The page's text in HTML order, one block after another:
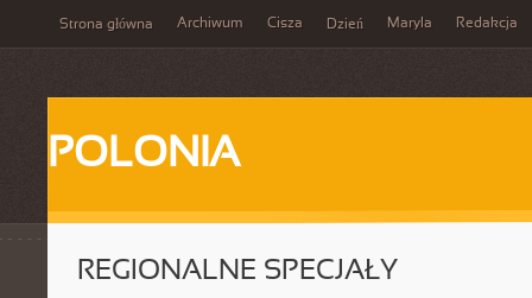
Strona główna Archiwum Cisza Dzień Maryla Redakcja
POLONIA
REGIONALNE SPECJAŁY